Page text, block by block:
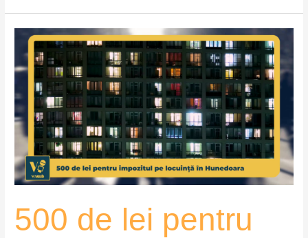
500 de lei pentru
500
de
lei
pentru
impozitul
pe
locuință
în
Hunedoara
VoxQub